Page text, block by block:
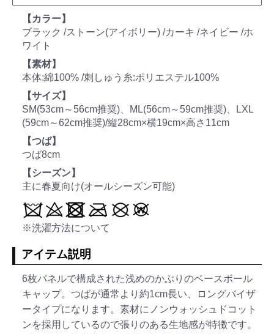
【カラー】
ブラック /ストーン(アイボリー) /カーキ /ネイビー /ホ
ワイト
【素材】
本体:綿100% /刺しゅう糸:ポリエステル100%
【サイズ】
SM(53cm～56cm推奨)、ML(56cm～59cm推奨)、LXL
(59cm～62cm推奨)/縦28cm×横19cm×高さ11cm
【つば】
つば8cm
【シーズン】
主に春夏向け(オールシーズン可能)
※洗濯方法について
アイテム説明
6枚パネルで構成された浅めのかぶりのベースボール
キャップ。つばが通常より約1cm長い、ロングバイザ
ータイプになります。素材にノンウォッシュドコット
ンを採用しているので張りのある生地感が特徴です。